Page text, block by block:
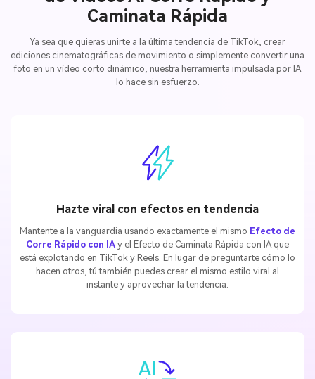
Caminata Rápida
Ya sea que quieras unirte a la última tendencia de TikTok, crear
ediciones cinematográficas de movimiento o simplemente convertir una
foto en un vídeo corto dinámico, nuestra herramienta impulsada por IA
lo hace sin esfuerzo.
Hazte viral con efectos en tendencia
Mantente a la vanguardia usando exactamente el mismo Efecto de
Corre Rápido con IA y el Efecto de Caminata Rápida con IA que
está explotando en TikTok y Reels. En lugar de preguntarte cómo lo
hacen otros, tú también puedes crear el mismo estilo viral al
instante y aprovechar la tendencia.